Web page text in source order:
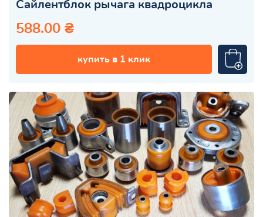
Сайлентблок рычага квадроцикла
588.00 ₴
купить в 1 клик